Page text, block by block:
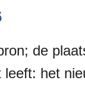
de
het